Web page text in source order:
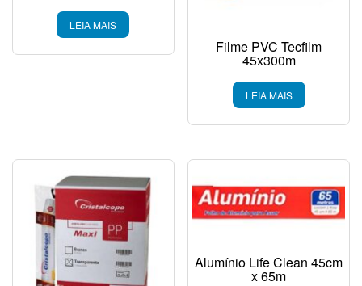
LEIA MAIS
Filme PVC Tecfilm
45x300m
LEIA MAIS
Alumínio Life Clean 45cm
x 65m